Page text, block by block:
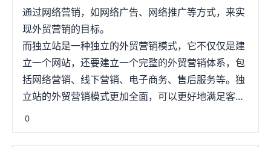
通过网络营销，如网络广告、网络推广等方式，来实
现外贸营销的目标。
而独立站是一种独立的外贸营销模式，它不仅仅是建
立一个网站，还要建立一个完整的外贸营销体系，包
括网络营销、线下营销、电子商务、售后服务等。独
立站的外贸营销模式更加全面，可以更好地满足客户
的需求，也可以获得更多的利润。
0